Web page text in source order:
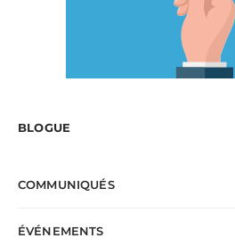
BLOGUE
COMMUNIQUÉS
ÉVÉNEMENTS